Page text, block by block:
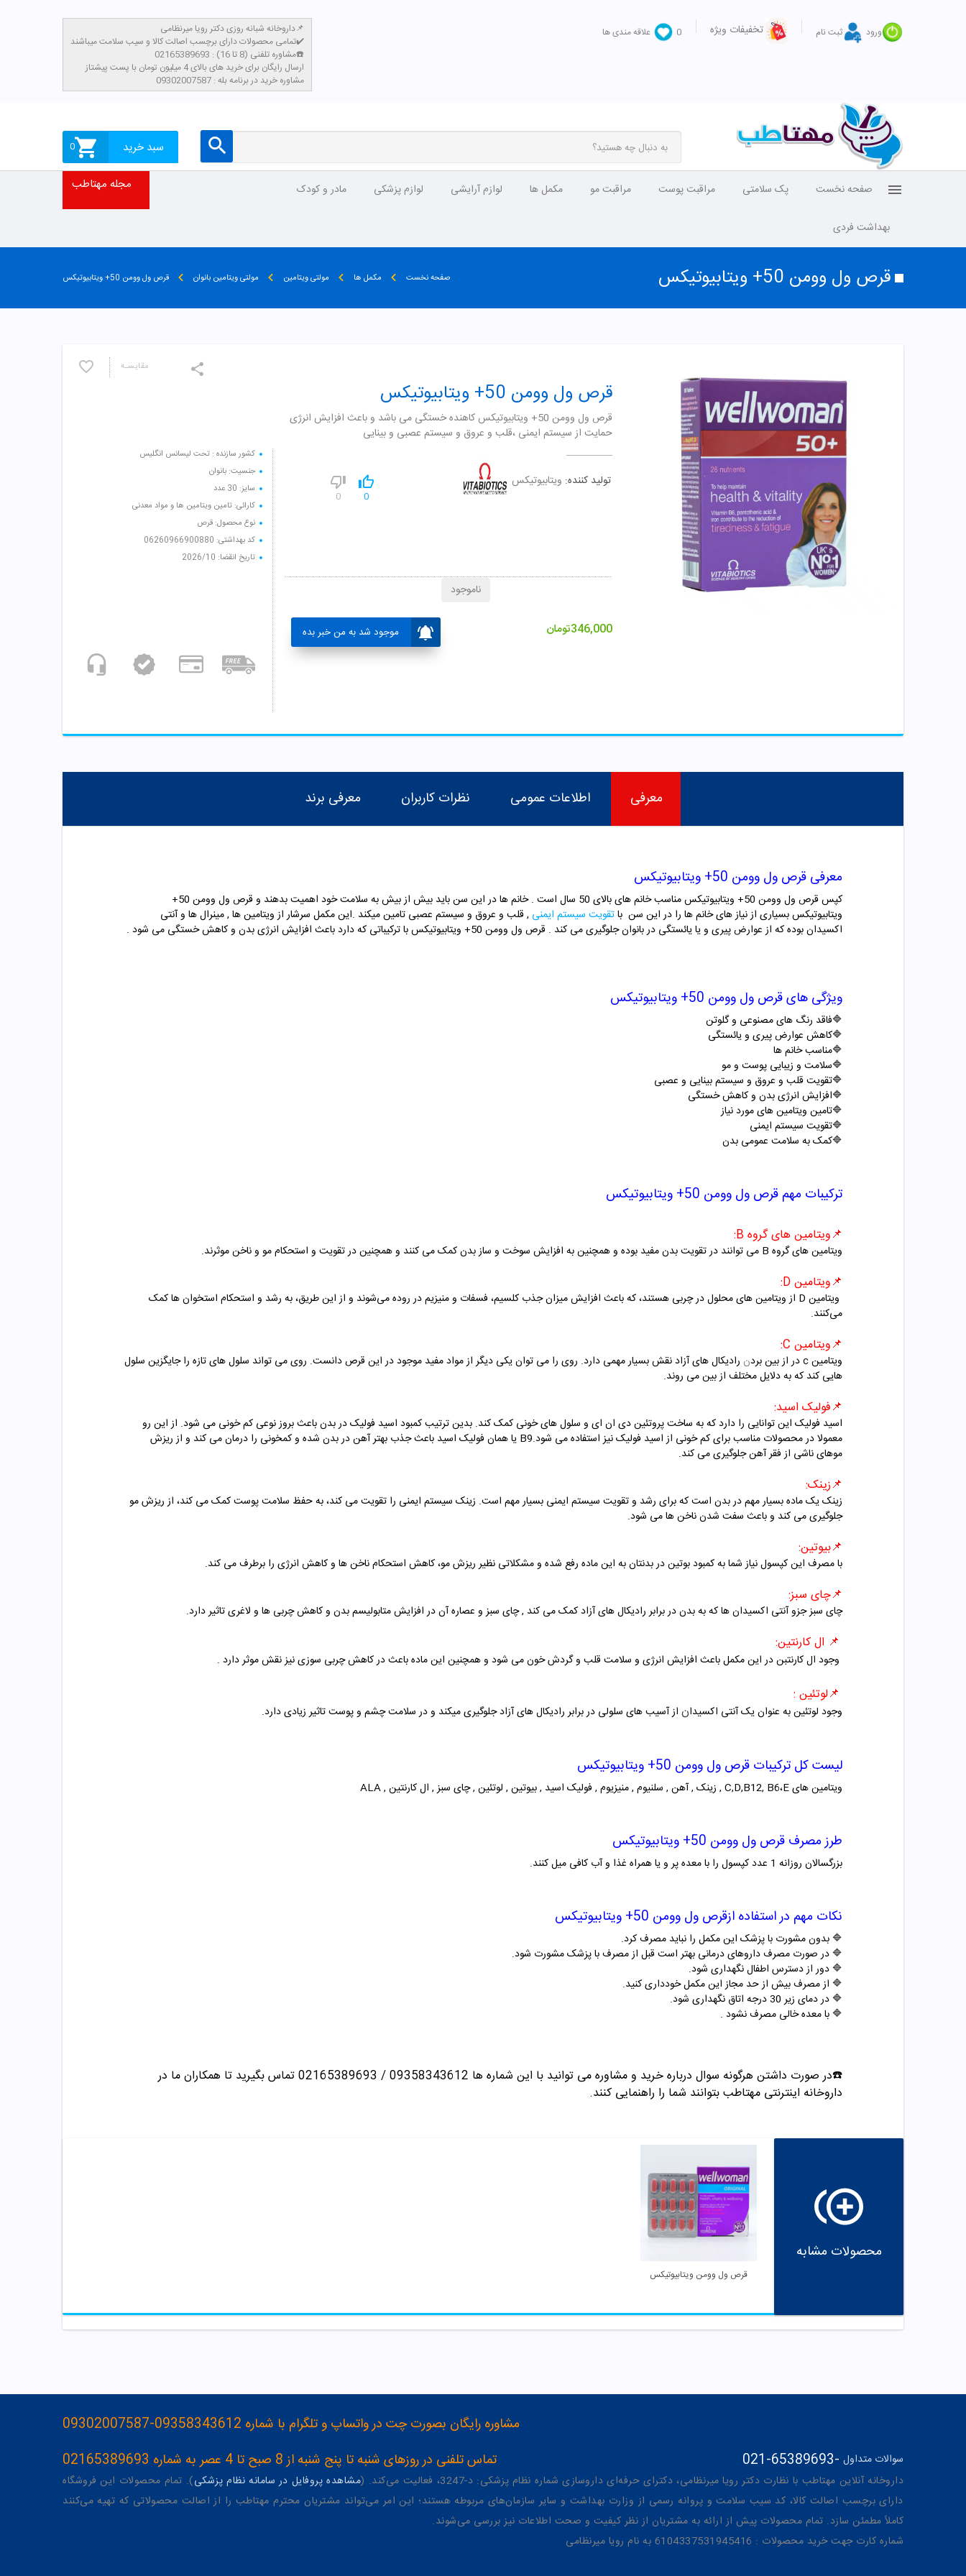
ورود ثبت نام تخفیفات ویژه 0 علاقه مندی ها
داروخانه شبانه روزی دکتر رویا میرنظامی📌
تمامی محصولات دارای برچسب اصالت کالا و سیب سلامت میباشند✔️
مشاوره تلفنی (8 تا 16) : 02165389693☎️
​ارسال رایگان برای خرید های بالای 4 میلیون تومان با پست پیشتاز
مشاوره خرید در برنامه بله : 09302007587
سبد خرید 0
صفحه نخست پک سلامتی مراقبت پوست مراقبت مو مکمل ها لوازم آرایشی لوازم پزشکی مادر و کودک
بهداشت فردی
مجله مهتاطب
قرص ول وومن 50+ ویتابیوتیکس صفحه نخست مکمل ها مولتی ویتامین مولتی ویتامین بانوان قرص ول وومن 50+ ویتابیوتیکس
مقایسـه
کشور سازنده : تحت لیسانس انگلیس
جنسیت: بانوان
سایز: 30 عدد
کارائی: تامین ویتامین ها و مواد معدنی
نوع محصول: قرص
کد بهداشتی: 06260966900880
تاریخ انقضا: 2026/10
قرص ول وومن 50+ ویتابیوتیکس
قرص ول وومن 50+ ویتابیوتیکس کاهنده خستگی می باشد و باعث افزایش انرژی
حمایت از سیستم ایمنی ،قلب و عروق و سیستم عصبی و بینایی
تولید کننده: ویتابیوتیکس
0
0
346,000تومان موجود شد به من خبر بده
ناموجود
معرفی اطلاعات عمومی نظرات کاربران معرفی برند
معرفی قرص ول وومن 50+ ویتابیوتیکس
کپس قرص ول وومن 50+ ویتابیوتیکس مناسب خانم های بالای 50 سال است . خانم ها در این سن باید بیش از بیش به سلامت خود اهمیت بدهند و قرص ول وومن 50+
ویتابیوتیکس بسیاری از نیاز های خانم ها را در این سن باتقویت سیستم ایمنی , قلب و عروق و سیستم عصبی تامین میکند .این مکمل سرشار از ویتامین ها , مینرال ها و آنتی
اکسیدان بوده که از عوارض پیری و یا یائستگی در بانوان جلوگیری می کند . قرص ول وومن 50+ ویتابیوتیکس با ترکیباتی که دارد باعث افزایش انرژی بدن و کاهش خستگی می شود .
ویژگی هایقرص ول وومن 50+ ویتابیوتیکس
🔷فاقد رنگ های مصنوعی و گلوتن
🔷کاهش عوارض پیری و یائستگی
🔷مناسب خانم ها
🔷سلامت و زیبایی پوست و مو
🔷تقویت قلب و عروق و سیستم بینایی و عصبی
🔷افزایش انرژی بدن و کاهش خستگی
🔷تامین ویتامین های مورد نیاز
🔷تقویت سیستم ایمنی
🔷کمک به سلامت عمومی بدن
ترکیبات مهم قرص ول وومن 50+ ویتابیوتیکس
📌ویتامین های گروه B
:
ویتامین های گروه B می توانند در تقویت بدن مفید بوده و همچنین به افزایش سوخت و ساز بدن کمک می کنند و همچنین در تقویت و استحکام مو و ناخن موثرند.
📌ویتامین D :
ویتامین D از ویتامین های محلول در چربی هستند، که باعث افزایش میزان جذب کلسیم، فسفات و منیزیم در روده می‌شوند و از این طریق، به رشد و استحکام استخوان ها کمک
می‌کنند.
📌ویتامین C
:
ویتامینcدر از بین بردن رادیکال هایآزاد نقش بسیار مهمی دارد. روی را می توان یکی دیگر از مواد مفید موجود در این قرص دانست. روی می تواند سلول های تازه را جایگزین سلول
هایی کند که به دلایل مختلف از بین می روند.
📌فولیک اسید:
اسید فولیک این توانایی را دارد که به ساخت پروتئین دی ان ای و سلول های خونی کمک کند. بدین ترتیب کمبود اسید فولیک در بدن باعث بروز نوعی کم خونی می شود. از این رو
معمولا در محصولات مناسب برای کم خونی از اسید فولیک نیز استفاده می شود.B9 یا همان فولیک اسید باعث جذب بهتر آهن در بدن شده و کمخونی را درمان می کند و از ریزش
موهای ناشی از فقر آهن جلوگیری می کند.
📌زینک:
زینک یک ماده بسیار مهم در بدن است که برای رشد و تقویت سیستم ایمنی بسیار مهم است. زینک سیستم ایمنی را تقویت می کند، به حفظ سلامت پوست کمک می کند، از ریزش مو
جلوگیری می کند و باعث سفت شدن ناخن ها می شود.
📌بیوتین:
با مصرف این کپسول نیاز شما به کمبود بوتین در بدنتان به این ماده رفع شده و مشکلاتی نظیر ریزش مو، کاهش استحکام ناخن ها و کاهش انرژی را برطرف می کند.
📌چای سبز:
چای سبز جزو آنتی اکسیدان ها که به بدن در برابر رادیکال های آزاد کمک می کند , چای سبز و عصاره آن در افزایش متابولیسم بدن و کاهش چربی ها و لاغری تاثیر دارد.
📌 ال کارنتین:
وجود ال کارنتبن در این مکمل باعث افزایش انرژی و سلامت قلب و گردش خون می شود و همچنین این ماده باعث در کاهش چربی سوزی نیز نقش موثر دارد .
📌لوتئین :
وجود لوتئین به عنوان یک آنتی اکسیدان از آسیب های سلولی در برابر رادیکال های آزاد جلوگیری میکند و در سلامت چشم و پوست تاثیر زیادی دارد.
لیست کل ترکیبات قرص ول وومن 50+ ویتابیوتیکس
ویتامین هایE،C,D,B12, B6 , زینک , آهن , سلنیوم , منیزیوم , فولیک اسید , بیوتین , لوتئین , چای سبز , ال کارنتین , ALA
طرز مصرف قرص ول وومن 50+ ویتابیوتیکس
بزرگسالان روزانه 1 عدد کپسول را با معده پر و یا همراه غذا و آب کافی میل کنند.
نکات مهم در استفاده ازقرص ول وومن 50+ ویتابیوتیکس
🔷 بدون مشورت با پزشک این مکمل را نباید مصرف کرد.
🔷 در صورت مصرف داروهای درمانی بهتر است قبل از مصرف با پزشک مشورت شود.
🔷 دور از دسترس اطفال نگهداری شود.
🔷 از مصرف بیش از حد مجاز این مکمل خودداری کنید.
🔷 در دمای زیر 30 درجه اتاق نگهداری شود.
🔷 با معده خالی مصرف نشود .
☎️در صورت داشتن هرگونه سوال درباره خرید و مشاوره می توانید با این شماره ها 09358343612 / 02165389693 تماس بگیرید تا همکاران ما در
داروخانه اینترنتی مهتاطب بتوانند شما را راهنمایی کنند.
محصولات مشابه
قرص ول وومن ویتابیوتیکس
مشاوره رایگان بصورت چت در واتساپ و تلگرام با شماره 09358343612-09302007587
تماس تلفنی در روزهای شنبه تا پنج شنبه از 8 صبح تا 4 عصر به شماره 02165389693
021-65389693 سوالات متداول -
داروخانه آنلاین مهتاطب با نظارت دکتر رویا میرنظامی، دکترای حرفه‌ای داروسازی شماره نظام پزشکی: د-3247، فعالیت می‌کند. ( مشاهده پروفایل در سامانه نظام پزشکی). تمام محصولات این فروشگاه
دارای برچسب اصالت کالا، کد سیب سلامت و پروانه رسمی از وزارت بهداشت و سایر سازمان‌های مربوطه هستند؛ این امر می‌تواند مشتریان محترم مهتاطب را از اصالت محصولاتی که تهیه می‌کنند
کاملاً مطمئن سازد. تمام محصولات پیش از ارائه به مشتریان از نظر کیفیت و صحت اطلاعات نیز بررسی می‌شوند.
شماره کارت جهت خرید محصولات : 6104337531945416 به نام رویا میرنظامی